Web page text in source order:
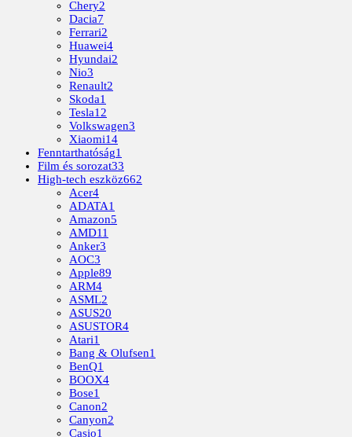
Chery2
Dacia7
Ferrari2
Huawei4
Hyundai2
Nio3
Renault2
Skoda1
Tesla12
Volkswagen3
Xiaomi14
Fenntarthatóság1
Film és sorozat33
High-tech eszköz662
Acer4
ADATA1
Amazon5
AMD11
Anker3
AOC3
Apple89
ARM4
ASML2
ASUS20
ASUSTOR4
Atari1
Bang & Olufsen1
BenQ1
BOOX4
Bose1
Canon2
Canyon2
Casio1